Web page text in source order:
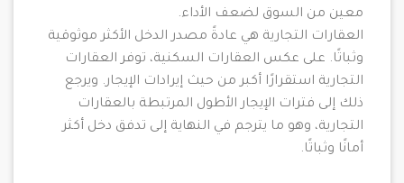
معين من السوق لضعف الأداء.
العقارات التجارية هي عادةً مصدر الدخل الأكثر موثوقية
وثباتًا. على عكس العقارات السكنية، توفر العقارات
التجارية استقرارًا أكبر من حيث إيرادات الإيجار. ويرجع
ذلك إلى فترات الإيجار الأطول المرتبطة بالعقارات
التجارية، وهو ما يترجم في النهاية إلى تدفق دخل أكثر
أمانًا وثباتًا.